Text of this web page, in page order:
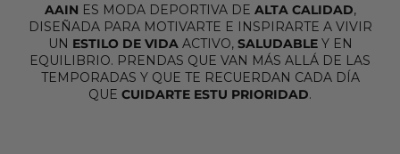
AAIN ES MODA DEPORTIVA DE ALTA CALIDAD,
DISEÑADA PARA MOTIVARTE E INSPIRARTE A VIVIR
UN ESTILO DE VIDA ACTIVO, SALUDABLEY EN
EQUILIBRIO. PRENDAS QUE VAN MÁS ALLÁ DE LAS
TEMPORADAS Y QUE TE RECUERDAN CADA DÍA
QUE CUIDARTE ESTU PRIORIDAD.